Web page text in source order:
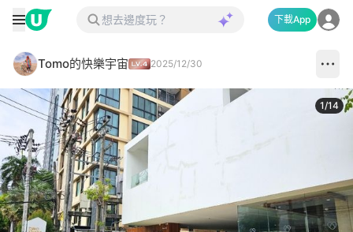
下載App
Tomo的快樂宇宙 2025/12/30
1/14